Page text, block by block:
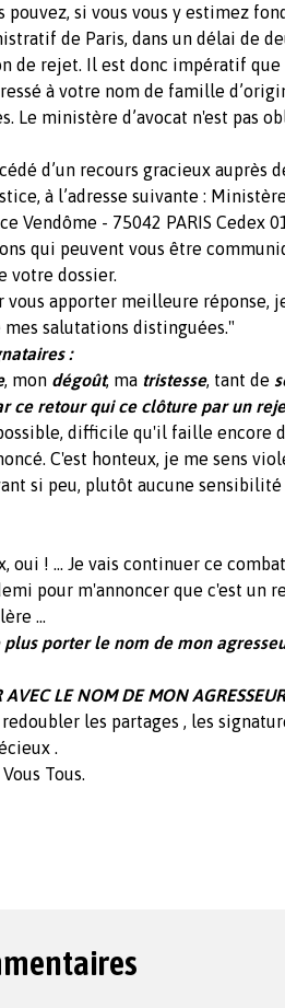
pouvez, si vous vous y estimez
de Paris, dans un délai de
de rejet. Il est donc impératif que
à votre nom de famille
Le ministère d’avocat n'est pas
d’un recours gracieux auprès
à l’adresse suivante :
Vendôme - 75042 PARIS Cedex
qui peuvent vous être
votre dossier.
apporter meilleure réponse,
mes salutations distinguées."
:
, mon dégoût, ma tristesse, tant de
ce retour qui ce clôture par un
difficile qu'il faille encore
C'est honteux, je me sens
si peu, plutôt aucune sensibilité
oui ! ... Je vais continuer ce
pour m'annoncer que c'est un
...
porter le nom de mon
LE NOM DE MON
les partages , les
.
Tous.